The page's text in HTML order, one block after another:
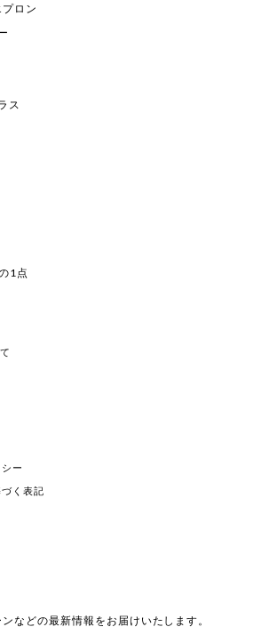
ロン
ス
1点
ー
く表記
などの最新情報をお届けいたします。